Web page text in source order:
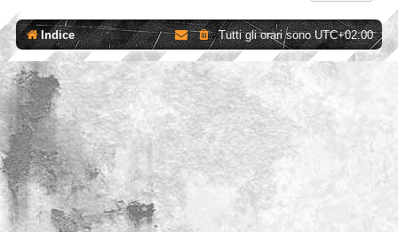
Indice Tutti gli orari sonoUTC+02:00